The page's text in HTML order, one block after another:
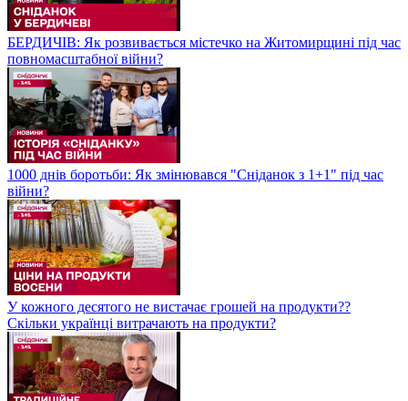
БЕРДИЧІВ: Як розвивається містечко на Житомирщині під час
повномасштабної війни?
1000 днів боротьби: Як змінювався "Сніданок з 1+1" під час
війни?
У кожного десятого не вистачає грошей на продукти??
Скільки українці витрачають на продукти?